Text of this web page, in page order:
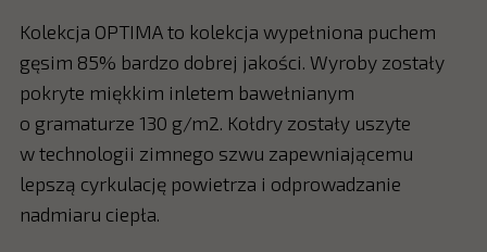
Kolekcja OPTIMA to kolekcja wypełniona puchem
gęsim 85% bardzo dobrej jakości. Wyroby zostały
pokryte miękkim inletem bawełnianym
o gramaturze 130 g/m2. Kołdry zostały uszyte
w technologii zimnego szwu zapewniającemu
lepszą cyrkulację powietrza i odprowadzanie
nadmiaru ciepła.